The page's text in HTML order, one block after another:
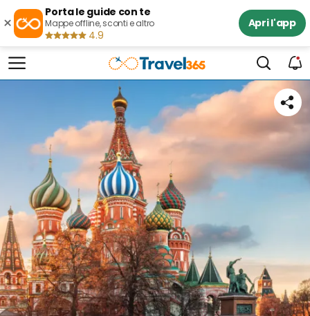
×
Porta le guide con te
Mappe offline, sconti e altro
4.9
Apri l'app